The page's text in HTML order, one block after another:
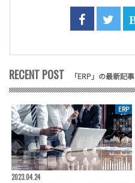
RECENT POST 「ERP」の最新記事
ERP
2023.04.24